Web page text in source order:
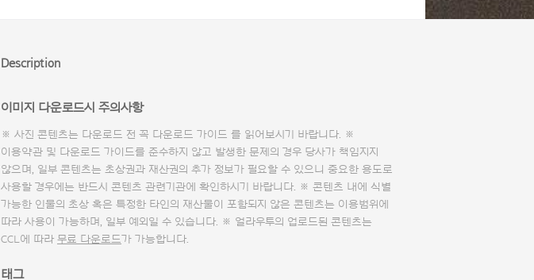
Description
이미지 다운로드시 주의사항
※ 사진 콘텐츠는 다운로드 전 꼭 다운로드 가이드 를 읽어보시기 바랍니다. ※
이용약관 및 다운로드 가이드를 준수하지 않고 발생한 문제의 경우 당사가 책임지지
않으며, 일부 콘텐츠는 초상권과 재산권의 추가 정보가 필요할 수 있으니 중요한 용도로
사용할 경우에는 반드시 콘텐츠 관련기관에 확인하시기 바랍니다. ※ 콘텐츠 내에 식별
가능한 인물의 초상 혹은 특정한 타인의 재산물이 포함되지 않은 콘텐츠는 이용범위에
따라 사용이 가능하며, 일부 예외일 수 있습니다. ※ 얼라우투의 업로드된 콘텐츠는
CCL에 따라 무료 다운로드가 가능합니다.
태그